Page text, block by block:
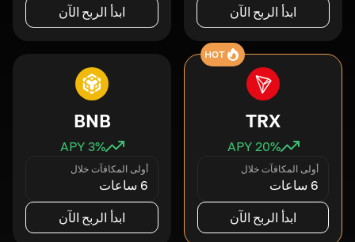
ابدأ الربح الآن ابدأ الربح الآن
HOT
TRX
20% APY
أولى المكافآت خلال
6 ساعات
ابدأ الربح الآن
BNB
3% APY
أولى المكافآت خلال
6 ساعات
ابدأ الربح الآن